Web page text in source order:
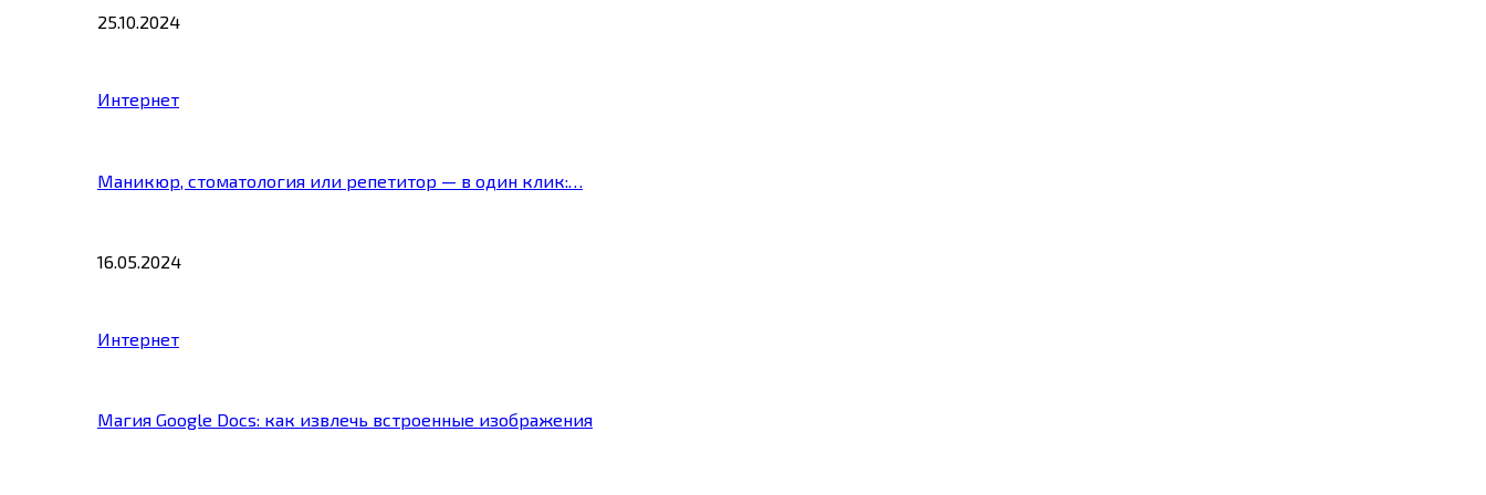
25.10.2024
Интернет
Маникюр, стоматология или репетитор — в один клик:…
16.05.2024
Интернет
Магия Google Docs: как извлечь встроенные изображения